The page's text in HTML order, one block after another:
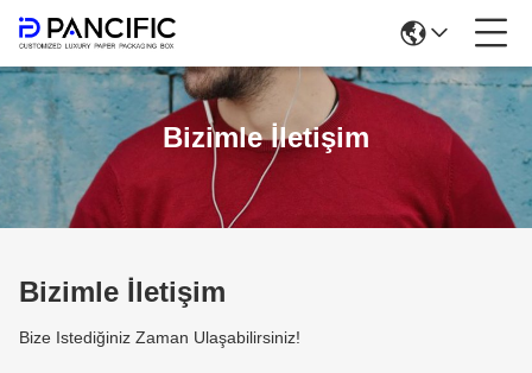
Bizimle İletişim
Bizimle İletişim
Bize Istediğiniz Zaman Ulaşabilirsiniz!